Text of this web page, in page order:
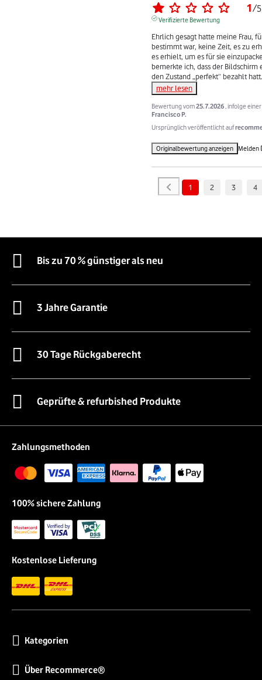
1/5
Verifizierte Bewertung
Ehrlich gesagt hatte meine Frau,
bestimmt war, keine Zeit, es zu
es erhielt, um es für sie
bemerkte ich, dass der
den Zustand „perfekt“ bezahlt hatt
mehr lesen
Bewertung vom25.7.2026 , infolge
Francisco P.
Ursprünglich veröffentlicht auf
Originalbewertung anzeigen Melden
1 2 3 4
Bis zu 70 % günstiger als neu
3 Jahre Garantie
30 Tage Rückgaberecht
Geprüfte & refurbished Produkte
Zahlungsmethoden
100% sichere Zahlung
Kostenlose Lieferung
Kategorien
Über Recommerce®